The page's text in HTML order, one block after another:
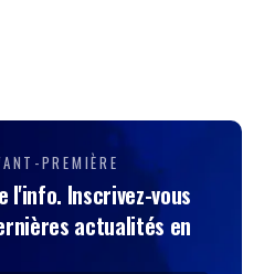
PREMIÈRE
l'info. Inscrivez-vous
actualités en